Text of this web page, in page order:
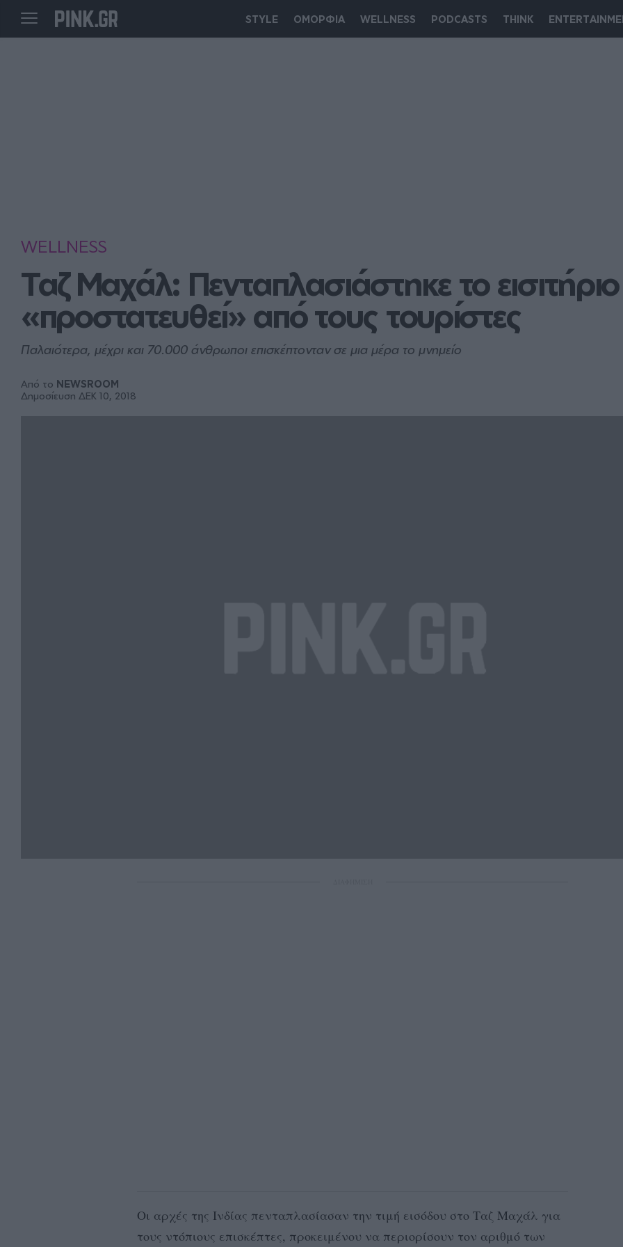
STYLE ΟΜΟΡΦΙΑ WELLNESS PODCASTS THINK
WELLNESS
Ταζ Μαχάλ: Πενταπλασιάστηκε το
«προστατευθεί» από τους τουρίστες
Παλαιότερα, μέχρι και 70.000 άνθρωποι επισκέπτονταν σε μια μέρα το μνημείο
Από το NEWSROOM
Δημοσίευση ΔΕΚ 10, 2018
Οι αρχές της Ινδίας πενταπλασίασαν την τιμή εισόδου στο Ταζ Μαχάλ για
τους ντόπιους επισκέπτες, προκειμένου να περιορίσουν τον αριθμό των